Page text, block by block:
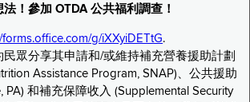
！參加 OTDA 公共福利調查！
forms.office.com/g/iXXyiDETtG.
眾分享其申請和/或維持補充營養援助計劃
Assistance Program, SNAP)、公共援助
PA) 和補充保障收入 (Supplemental Security